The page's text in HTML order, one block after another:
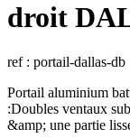
droit
ref : portail-dallas-db
Portail aluminium
:Doubles ventaux
&amp; une partie